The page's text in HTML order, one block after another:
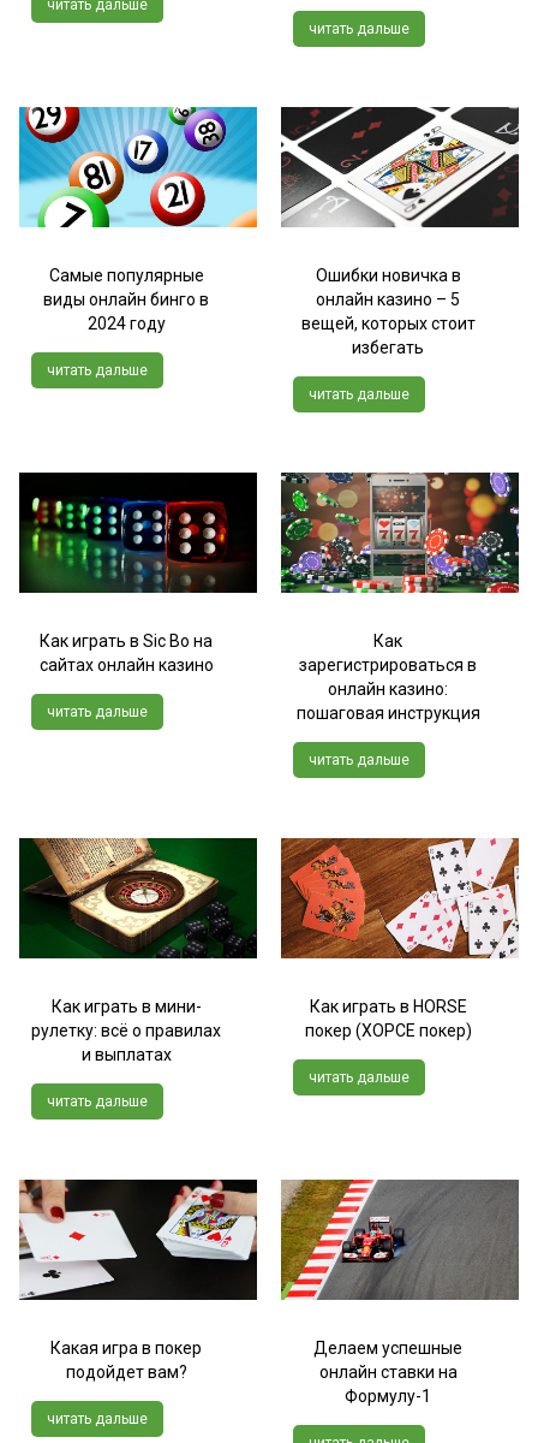
читать дальше
читать дальше
Самые популярные
виды онлайн бинго в
2024 году
читать дальше
Ошибки новичка в
онлайн казино – 5
вещей, которых стоит
избегать
читать дальше
Как играть в Sic Bo на
сайтах онлайн казино
читать дальше
Как
зарегистрироваться в
онлайн казино:
пошаговая инструкция
читать дальше
Как играть в мини-
рулетку: всё о правилах
и выплатах
читать дальше
Как играть в HORSE
покер (ХОРСЕ покер)
читать дальше
Какая игра в покер
подойдет вам?
читать дальше
Делаем успешные
онлайн ставки на
Формулу-1